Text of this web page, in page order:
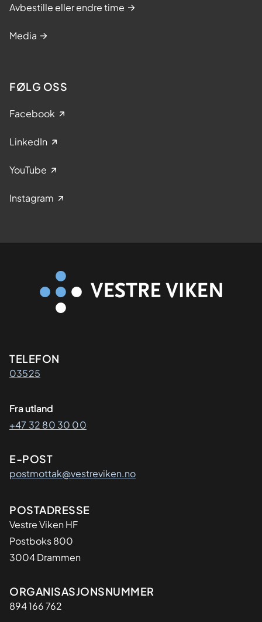
Avbestille eller endre time
Media
FØLG OSS
Facebook
LinkedIn
YouTube
Instagram
Kontaktinformasjon
TELEFON
03525
Fra utland
+47 32 80 30 00
E-POST
postmottak@vestreviken.no
Adresse
POSTADRESSE
Vestre Viken HF
Postboks 800
3004 Drammen
Organisasjon
ORGANISASJONSNUMMER
894 166 762